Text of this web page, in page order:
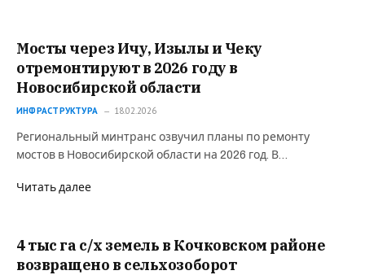
Мосты через Ичу, Изылы и Чеку
отремонтируют в 2026 году в
Новосибирской области
ИНФРАСТРУКТУРА 18.02.2026
Региональный минтранс озвучил планы по ремонту
мостов в Новосибирской области на 2026 год. В…
Читать далее
4 тыс га с/х земель в Кочковском районе
возвращено в сельхозоборот